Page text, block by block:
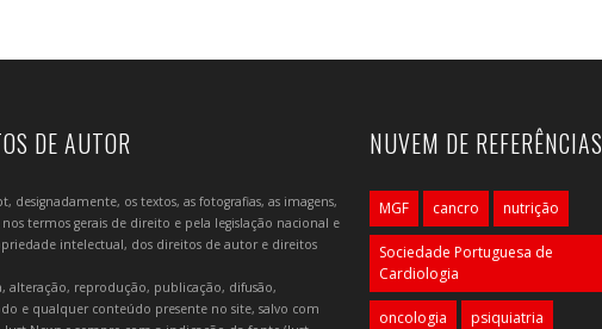
DE AUTOR
designadamente, os textos, as fotografias, as imagens,
termos gerais de direito e pela legislação nacional e
intelectual, dos direitos de autor e direitos
alteração, reprodução, publicação, difusão,
e qualquer conteúdo presente no site, salvo com
NUVEM DE REFERÊNCIAS
MGF cancro nutrição
Sociedade Portuguesa de
Cardiologia
oncologia psiquiatria